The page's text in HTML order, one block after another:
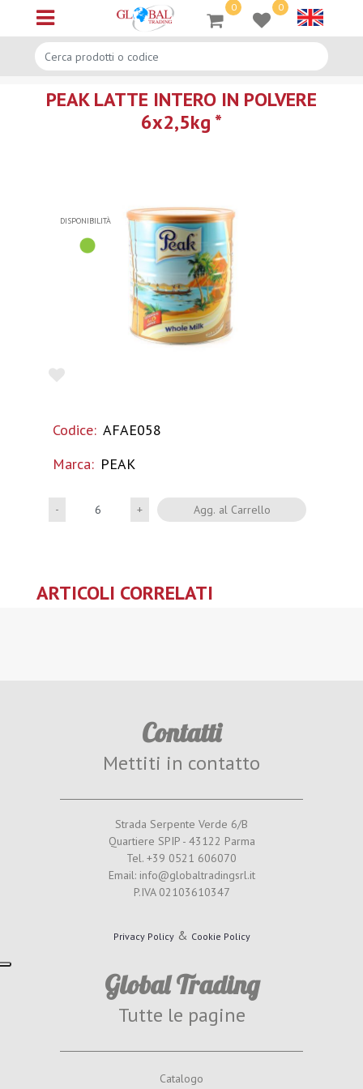
Open menu
0 0
PEAK LATTE INTERO IN POLVERE
6x2,5kg *
DISPONIBILITÀ
Codice: AFAE058
Marca: PEAK
QuantitàAgg. al Carrello
ARTICOLI CORRELATI
Contatti
Mettiti in contatto
Strada Serpente Verde 6/B
Quartiere SPIP - 43122 Parma
Tel. +39 0521 606070
Email: info@globaltradingsrl.it
P.IVA 02103610347
Privacy Policy& Cookie Policy
Global Trading
Tutte le pagine
Catalogo